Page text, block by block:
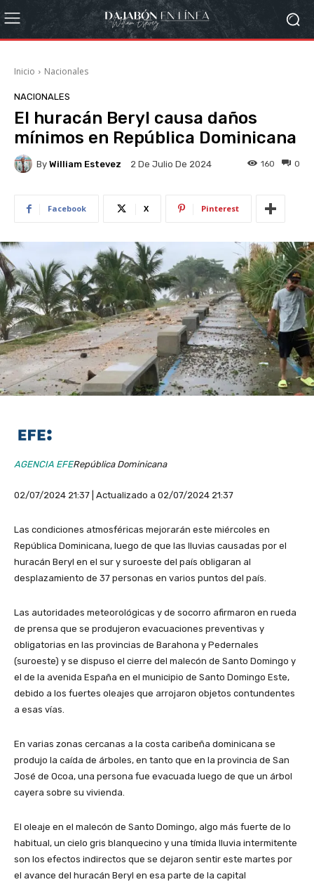
Inicio Nacionales
NACIONALES
El huracán Beryl causa daños
mínimos en República Dominicana
By William Estevez 2 De Julio De 2024 0
160
Facebook X Pinterest
AGENCIA EFERepública Dominicana
02/07/2024 21:37 | Actualizado a 02/07/2024 21:37
Las condiciones atmosféricas mejorarán este miércoles en
República Dominicana, luego de que las lluvias causadas por el
huracán Beryl en el sur y suroeste del país obligaran al
desplazamiento de 37 personas en varios puntos del país.
Las autoridades meteorológicas y de socorro afirmaron en rueda
de prensa que se produjeron evacuaciones preventivas y
obligatorias en las provincias de Barahona y Pedernales
(suroeste) y se dispuso el cierre del malecón de Santo Domingo y
el de la avenida España en el municipio de Santo Domingo Este,
debido a los fuertes oleajes que arrojaron objetos contundentes
a esas vías.
En varias zonas cercanas a la costa caribeña dominicana se
produjo la caída de árboles, en tanto que en la provincia de San
José de Ocoa, una persona fue evacuada luego de que un árbol
cayera sobre su vivienda.
El oleaje en el malecón de Santo Domingo, algo más fuerte de lo
habitual, un cielo gris blanquecino y una tímida lluvia intermitente
son los efectos indirectos que se dejaron sentir este martes por
el avance del huracán Beryl en esa parte de la capital